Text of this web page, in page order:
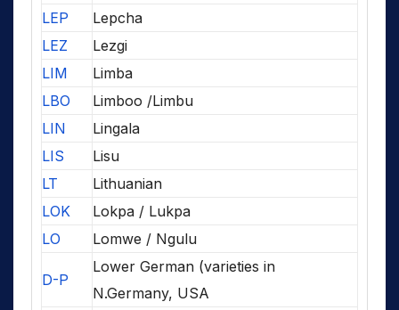
LEP
Lepcha
LEZ
Lezgi
LIM
Limba
LBO
Limboo /Limbu
LIN
Lingala
LIS
Lisu
LT
Lithuanian
LOK
Lokpa / Lukpa
LO
Lomwe / Ngulu
D-P
Lower German (varieties in
N.Germany, USA